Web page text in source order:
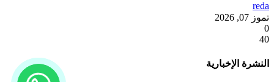
reda
تموز 07, 2026
0
40
النشرة الإخبارية